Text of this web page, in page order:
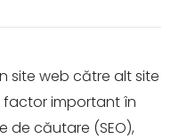
site web către alt site
factor important în
de căutare (SEO),